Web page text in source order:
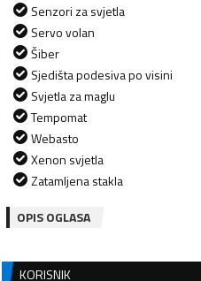
Senzori za svjetla
Servo volan
Šiber
Sjedišta podesiva po visini
Svjetla za maglu
Tempomat
Webasto
Xenon svjetla
Zatamljena stakla
OPIS OGLASA
KORISNIK